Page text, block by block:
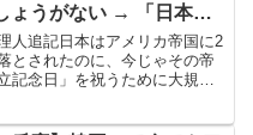
ょうがない → 「日本を
いするのは斬新だな」
日本人の大半は独立記念
なんて知らないだろうけ
人追記日本はアメリカ帝国に2
とされたのに、今じゃその帝
記念日」を祝うために大規模